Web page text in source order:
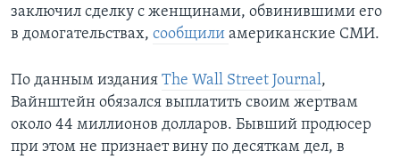
заключил сделку с женщинами, обвинившими его
в домогательствах, сообщили американские СМИ.
По данным издания The Wall Street Journal,
Вайнштейн обязался выплатить своим жертвам
около 44 миллионов долларов. Бывший продюсер
при этом не признает вину по десяткам дел, в